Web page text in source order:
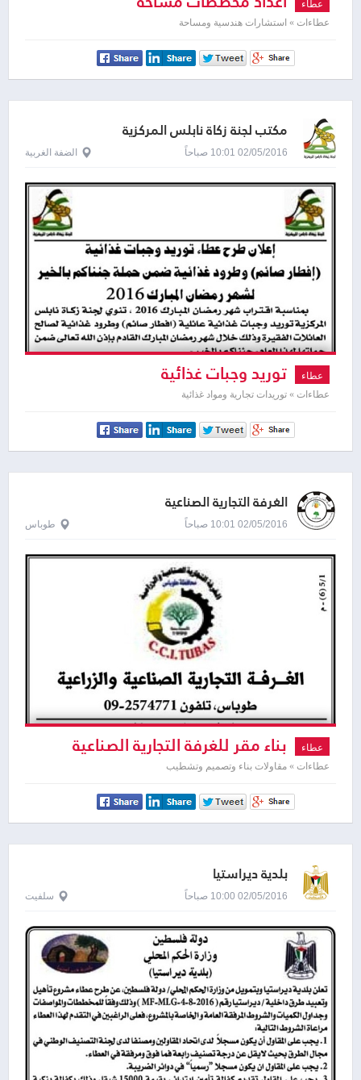
عطاء
عطاءات » استشارات هندسية ومساحة
مكتب لجنة زكاة نابلس المركزية
02/05/2016 10:01 صباحاً الضفة الغربية
عطاء توريد وجبات غذائية
عطاءات » توريدات تجارية ومواد غذائية
الغرفة التجارية الصناعية
02/05/2016 10:01 صباحاً طوباس
عطاء بناء مقر للغرفة التجارية الصناعية
والزراعية
عطاءات » مقاولات بناء وتصميم وتشطيب
بلدية ديراستيا
02/05/2016 10:00 صباحاً سلفيت